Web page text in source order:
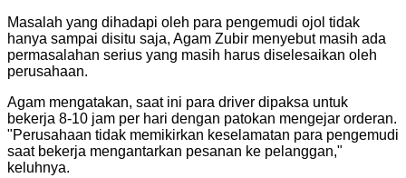
Masalah yang dihadapi oleh para pengemudi ojol tidak
hanya sampai disitu saja, Agam Zubir menyebut masih ada
permasalahan serius yang masih harus diselesaikan oleh
perusahaan.
Agam mengatakan, saat ini para driver dipaksa untuk
bekerja 8-10 jam per hari dengan patokan mengejar orderan.
"Perusahaan tidak memikirkan keselamatan para pengemudi
saat bekerja mengantarkan pesanan ke pelanggan,"
keluhnya.